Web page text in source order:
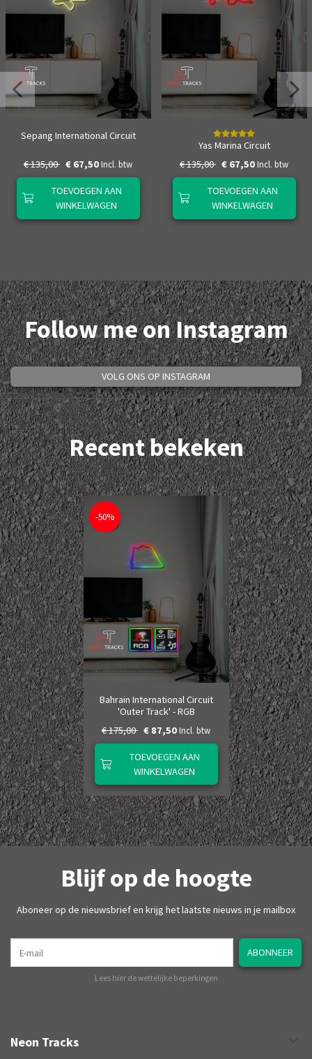
Sepang International Circuit
€ 135,00 € 67,50 Incl. btw
TOEVOEGEN AAN
WINKELWAGEN
Yas Marina Circuit
€ 135,00 € 67,50 Incl. btw
TOEVOEGEN AAN
WINKELWAGEN
Follow me on Instagram
VOLG ONS OP INSTAGRAM
Recent bekeken
-50%
Bahrain International Circuit
'Outer Track' - RGB
€ 175,00 € 87,50 Incl. btw
TOEVOEGEN AAN
WINKELWAGEN
Blijf op de hoogte
Aboneer op de nieuwsbrief en krijg het laatste nieuws in je mailbox
ABONNEER
Lees hier de wettelijke beperkingen
Neon Tracks